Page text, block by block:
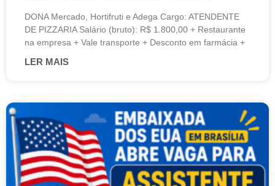
DONA Mercado, Hortifruti e Adega Cargo: ATENDENTE
DE PIZZARIA Salário (bruto): R$ 1.800,00 + Restaurante
na empresa + Vale transporte + Desconto em farmácia +
LER MAIS